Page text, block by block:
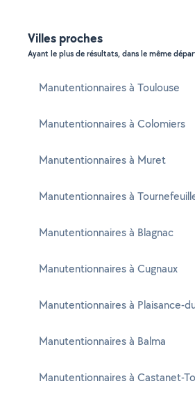
Villes proches
Ayant le plus de résultats, dans le même
Manutentionnaires à Toulouse
Manutentionnaires à Colomiers
Manutentionnaires à Muret
Manutentionnaires à
Manutentionnaires à Blagnac
Manutentionnaires à Cugnaux
Manutentionnaires à Plaisance-
Manutentionnaires à Balma
Manutentionnaires à Castanet-